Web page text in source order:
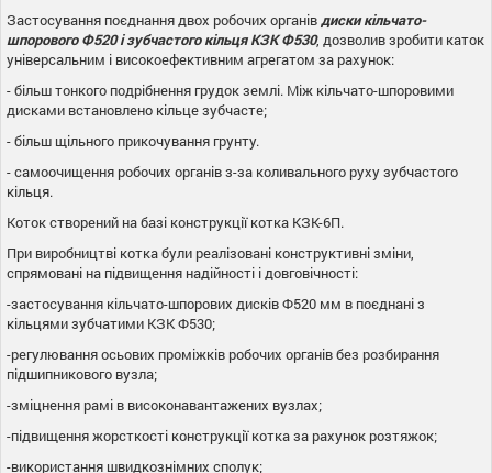
Застосування поєднання двох робочих органівдиски кільчато-
шпорового Ф520 і зубчастого кільця КЗК Ф530, дозволив зробити каток
універсальним і високоефективним агрегатом за рахунок:
- більш тонкого подрібнення грудок землі. Між кільчато-шпоровими
дисками встановлено кільце зубчасте;
- більш щільного прикочування грунту.
- самоочищення робочих органів з-за коливального руху зубчастого
кільця.
Коток створений на базі конструкції котка КЗК-6П.
При виробництві котка були реалізовані конструктивні зміни,
спрямовані на підвищення надійності і довговічності:
-застосування кільчато-шпорових дисків Ф520 мм в поєднані з
кільцями зубчатими КЗК Ф530;
-регулювання осьових проміжків робочих органів без розбирання
підшипникового вузла;
-зміцнення рамі в високонавантажених вузлах;
-підвищення жорсткості конструкції котка за рахунок розтяжок;
-використання швидкознімних сполук;